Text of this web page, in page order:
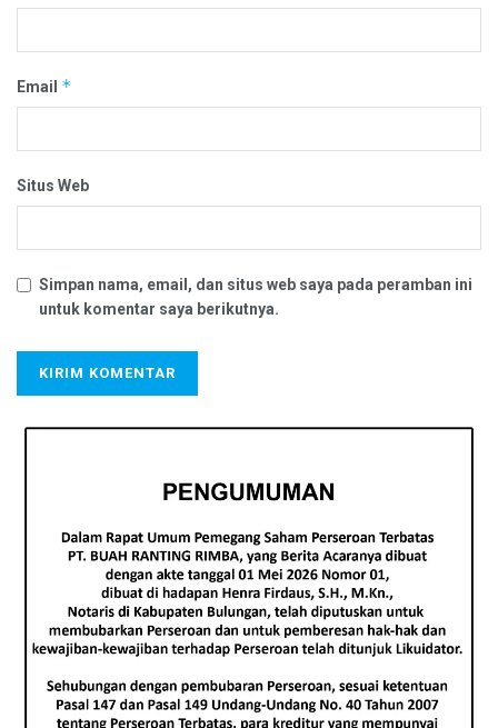
Email *
Situs Web
Simpan nama, email, dan situs web saya pada peramban ini
untuk komentar saya berikutnya.